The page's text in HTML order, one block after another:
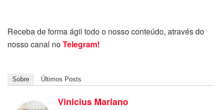
Receba de forma ágil todo o nosso conteúdo, através do
nosso canal noTelegram!
Sobre Últimos Posts
Vinicius Mariano